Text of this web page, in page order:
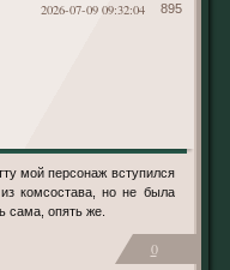
895
2026-07-09 09:32:04
мой персонаж вступился
комсостава, но не была
сама, опять же.
0